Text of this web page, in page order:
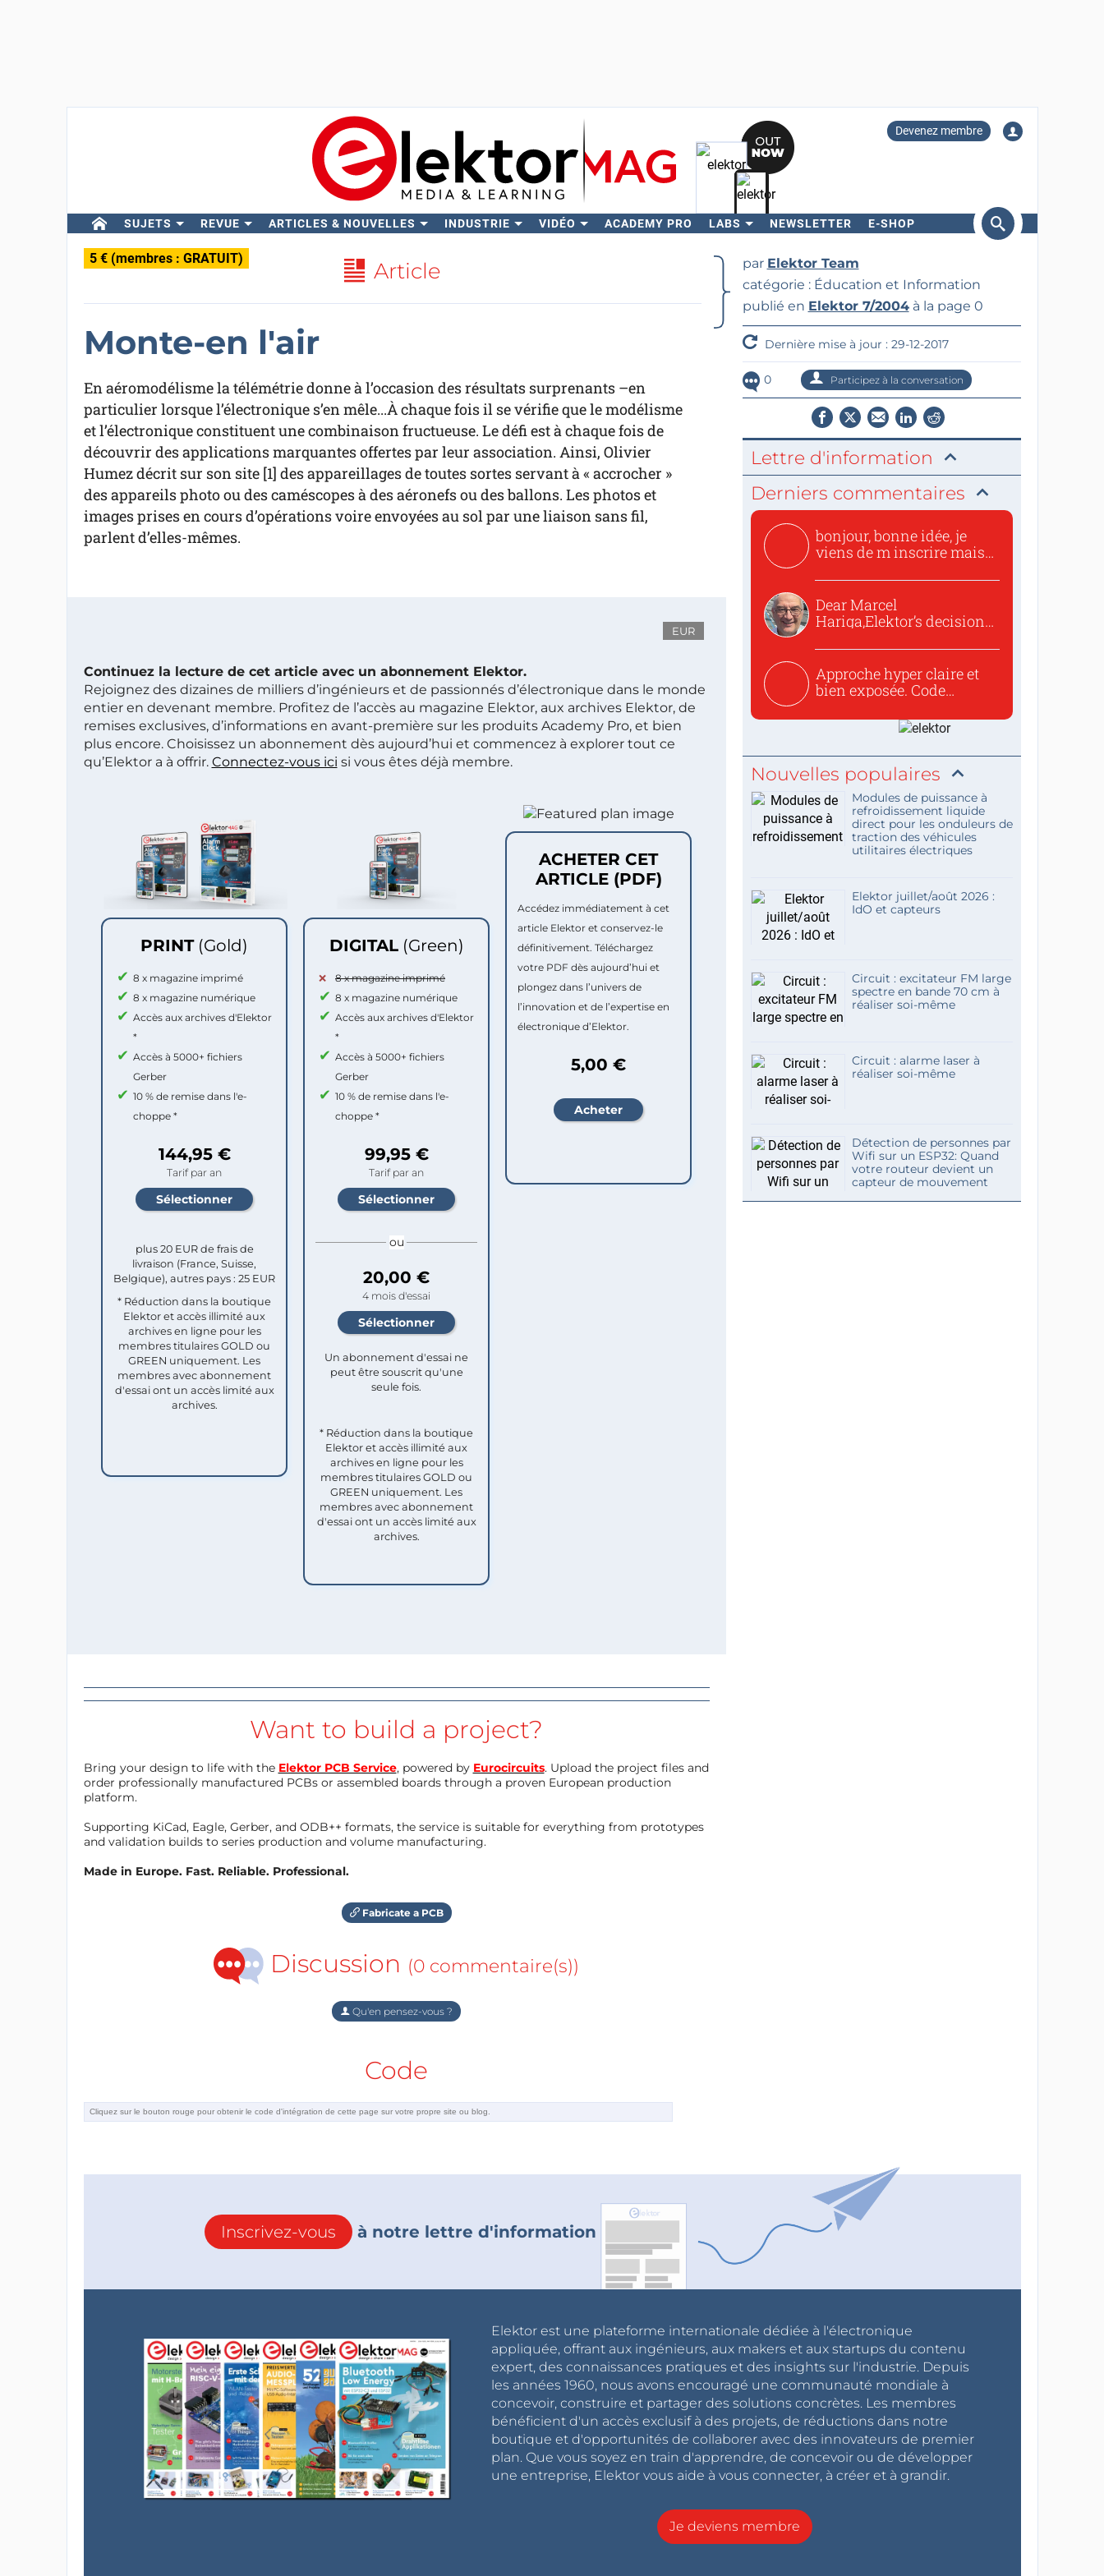
Devenez membre
SUJETS REVUE ARTICLES & NOUVELLES INDUSTRIE VIDÉO ACADEMY PRO LABS NEWSLETTER E-SHOP
Rechercher
5 € (membres : GRATUIT) Article
Monte-en l'air
En aéromodélisme la télémétrie donne à l’occasion des résultats surprenants –en
particulier lorsque l’électronique s’en mêle...À chaque fois il se vérifie que le modélisme
et l’électronique constituent une combinaison fructueuse. Le défi est à chaque fois de
découvrir des applications marquantes offertes par leur association. Ainsi, Olivier
Humez décrit sur son site [1] des appareillages de toutes sortes servant à « accrocher »
des appareils photo ou des caméscopes à des aéronefs ou des ballons. Les photos et
images prises en cours d’opérations voire envoyées au sol par une liaison sans fil,
parlent d’elles-mêmes.
EUR
Continuez la lecture de cet article avec un abonnement Elektor.
Rejoignez des dizaines de milliers d’ingénieurs et de passionnés d’électronique dans le monde
entier en devenant membre. Profitez de l’accès au magazine Elektor, aux archives Elektor, de
remises exclusives, d’informations en avant-première sur les produits Academy Pro, et bien
plus encore. Choisissez un abonnement dès aujourd’hui et commencez à explorer tout ce
qu’Elektor a à offrir. Connectez-vous ici si vous êtes déjà membre.
PRINT (Gold)
8 x magazine imprimé
8 x magazine numérique
Accès aux archives d'Elektor
*
Accès à 5000+ fichiers
Gerber
10 % de remise dans l'e-
choppe *
144,95 €
Tarif par an
plus 20 EUR de frais de
livraison (France, Suisse,
Belgique), autres pays : 25 EUR
* Réduction dans la boutique
Elektor et accès illimité aux
archives en ligne pour les
membres titulaires GOLD ou
GREEN uniquement. Les
membres avec abonnement
d'essai ont un accès limité aux
archives.
DIGITAL (Green)
8 x magazine imprimé
8 x magazine numérique
Accès aux archives d'Elektor
*
Accès à 5000+ fichiers
Gerber
10 % de remise dans l'e-
choppe *
99,95 €
Tarif par an
ou
20,00 €
4 mois d'essai
Un abonnement d'essai ne
peut être souscrit qu'une
seule fois.​
* Réduction dans la boutique
Elektor et accès illimité aux
archives en ligne pour les
membres titulaires GOLD ou
GREEN uniquement. Les
membres avec abonnement
d'essai ont un accès limité aux
archives.
ACHETER CET
ARTICLE (PDF)
Accédez immédiatement à cet
article Elektor et conservez-le
définitivement. Téléchargez
votre PDF dès aujourd’hui et
plongez dans l’univers de
l’innovation et de l’expertise en
électronique d’Elektor.
5,00 €
Want to build a project?
Bring your design to life with the Elektor PCB Service, powered by Eurocircuits. Upload the project files and
order professionally manufactured PCBs or assembled boards through a proven European production
platform.
Supporting KiCad, Eagle, Gerber, and ODB++ formats, the service is suitable for everything from prototypes
and validation builds to series production and volume manufacturing.
Made in Europe. Fast. Reliable. Professional.
Fabricate a PCB
Discussion (0 commentaire(s))
Qu'en pensez-vous ?
Code
par Elektor Team
catégorie : Éducation et Information
publié en Elektor 7/2004à la page 0
Dernière mise à jour : 29-12-2017
0 Participez à la conversation
Lettre d'information
Derniers commentaires
bonjour, bonne idée, je
viens de m inscrire mais
Dear Marcel
Hariga,Elektor’s decision
Approche hyper claire et
bien exposée. Code
Nouvelles populaires
Modules de puissance à
refroidissement liquide
direct pour les onduleurs de
traction des véhicules
utilitaires électriques
Elektor juillet/août 2026 :
IdO et capteurs
Circuit : excitateur FM large
spectre en bande 70 cm à
réaliser soi-même
Circuit : alarme laser à
réaliser soi-même
Détection de personnes par
Wifi sur un ESP32: Quand
votre routeur devient un
capteur de mouvement
Inscrivez-vous à notre lettre d'information
Elektor est une plateforme internationale dédiée à l'électronique
appliquée, offrant aux ingénieurs, aux makers et aux startups du contenu
expert, des connaissances pratiques et des insights sur l'industrie. Depuis
les années 1960, nous avons encouragé une communauté mondiale à
concevoir, construire et partager des solutions concrètes. Les membres
bénéficient d'un accès exclusif à des projets, de réductions dans notre
boutique et d'opportunités de collaborer avec des innovateurs de premier
plan. Que vous soyez en train d'apprendre, de concevoir ou de développer
une entreprise, Elektor vous aide à vous connecter, à créer et à grandir.
Je deviens membre